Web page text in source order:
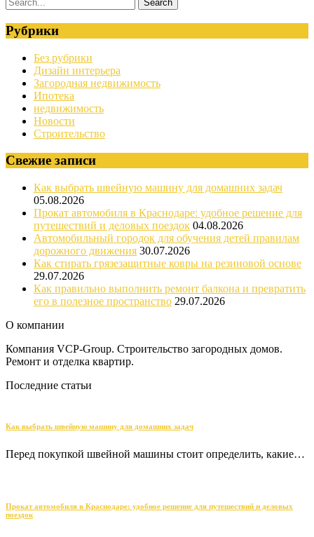
Рубрики
Без рубрики
Дизайн интерьера
Загородная недвижимость
Ипотека
недвижимость
Новости
Строительство
Свежие записи
Как выбрать швейную машину для домашних задач
05.08.2026
Прокат автомобиля в Краснодаре: удобное решение для
путешествий и деловых поездок 04.08.2026
Автомобильный городок для обучения детей правилам
дорожного движения 30.07.2026
Как стирать грязезащитные ковры на резиновой основе
29.07.2026
Как правильно выполнить ремонт балкона и превратить
его в полезное пространство 29.07.2026
О компании
Компания VCP-Group. Строительство загородных домов.
Ремонт и отделка квартир.
Последние статьи
Как выбрать швейную машину для домашних задач
Перед покупкой швейной машины стоит определить, какие…
Прокат автомобиля в Краснодаре: удобное решение для путешествий и деловых
поездок